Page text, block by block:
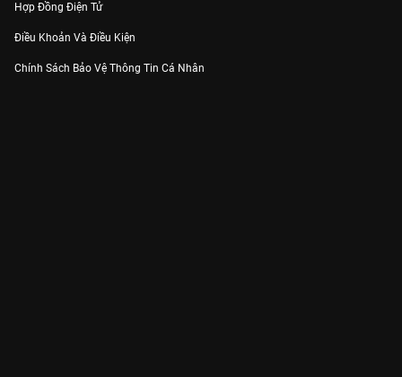
Hợp Đồng Điện Tử
Điều Khoản Và Điều Kiện
Chính Sách Bảo Vệ Thông Tin Cá Nhân